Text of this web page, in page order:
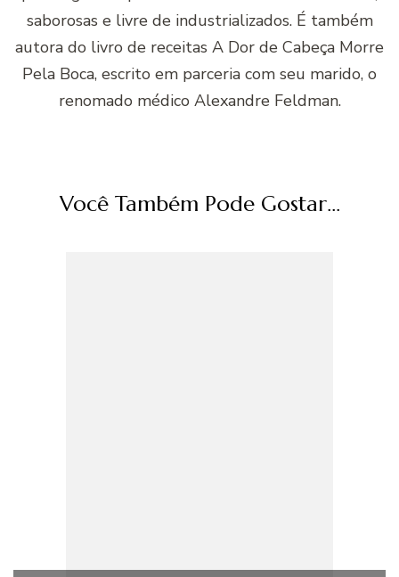
saborosas e livre de industrializados. É também
autora do livro de receitas A Dor de Cabeça Morre
Pela Boca, escrito em parceria com seu marido, o
renomado médico Alexandre Feldman.
Você Também Pode Gostar...